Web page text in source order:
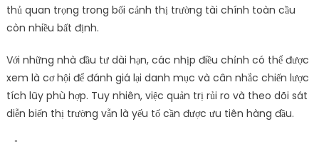
thủ quan trọng trong bối cảnh thị trường tài chính toàn cầu
còn nhiều bất định.
Với những nhà đầu tư dài hạn, các nhịp điều chỉnh có thể được
xem là cơ hội để đánh giá lại danh mục và cân nhắc chiến lược
tích lũy phù hợp. Tuy nhiên, việc quản trị rủi ro và theo dõi sát
diễn biến thị trường vẫn là yếu tố cần được ưu tiên hàng đầu.